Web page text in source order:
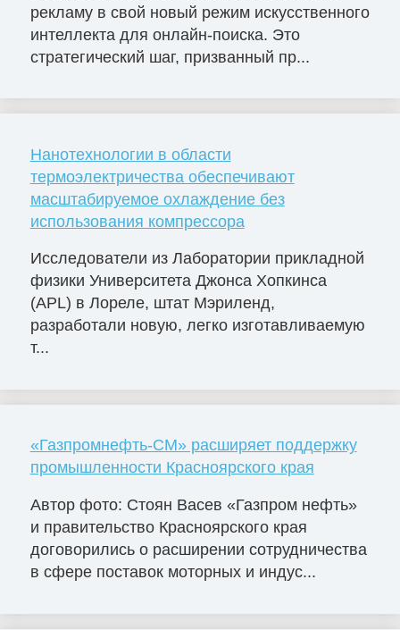
рекламу в свой новый режим искусственного
интеллекта для онлайн-поиска. Это
стратегический шаг, призванный пр...
Нанотехнологии в области
термоэлектричества обеспечивают
масштабируемое охлаждение без
использования компрессора
Исследователи из Лаборатории прикладной
физики Университета Джонса Хопкинса
(APL) в Лореле, штат Мэриленд,
разработали новую, легко изготавливаемую
т...
«Газпромнефть-СМ» расширяет поддержку
промышленности Красноярского края
Автор фото: Стоян Васев «Газпром нефть»
и правительство Красноярского края
договорились о расширении сотрудничества
в сфере поставок моторных и индус...